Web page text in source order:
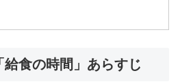
給食の時間」あらすじ